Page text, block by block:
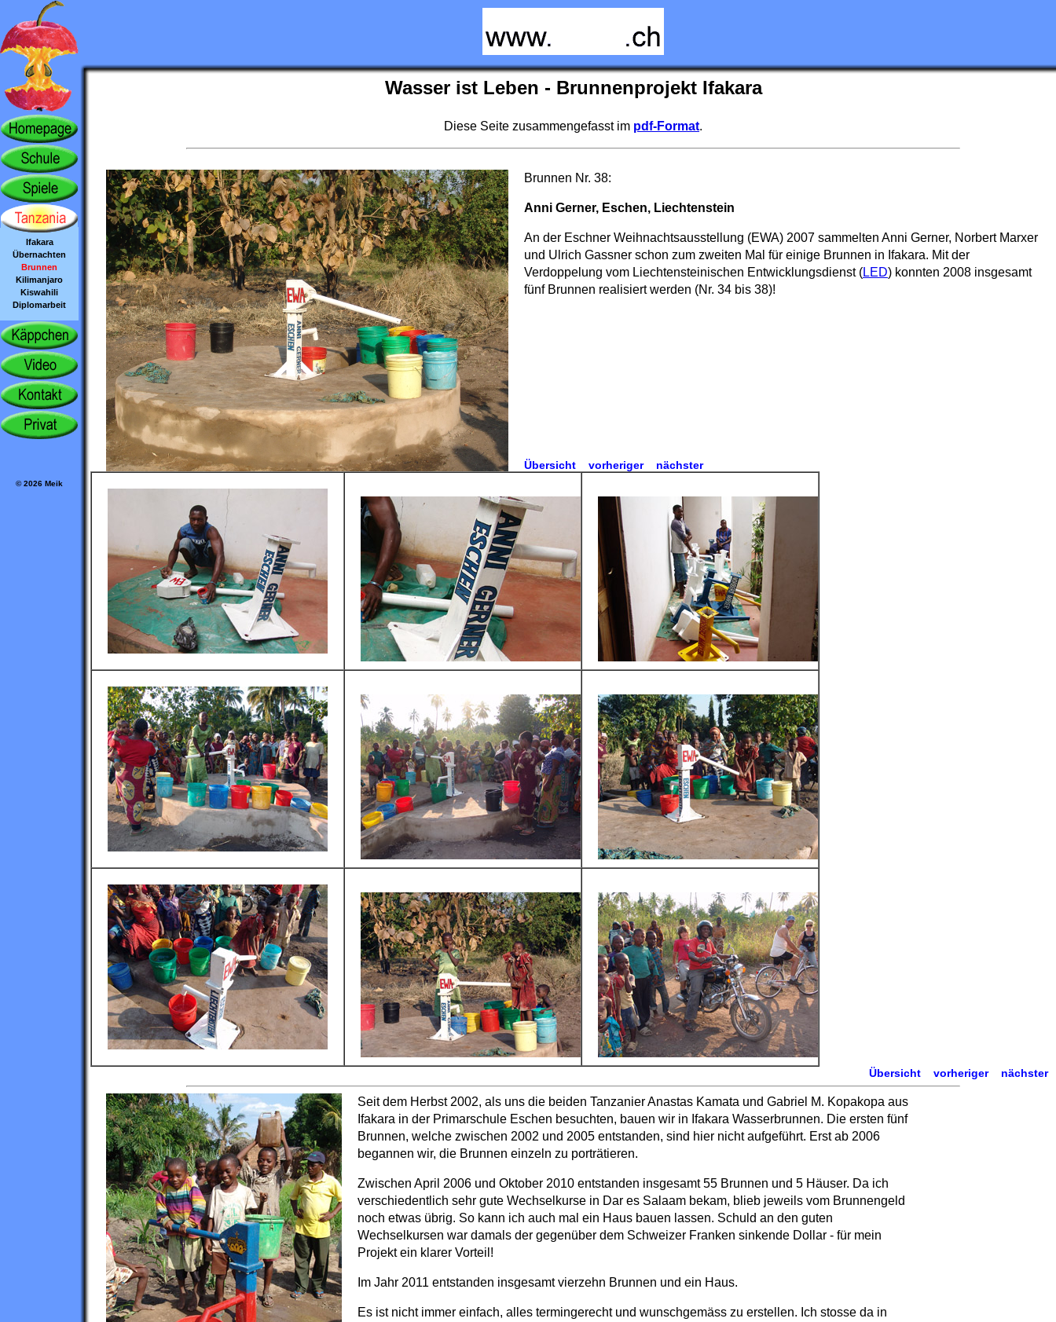
Ifakara
Übernachten
Brunnen
Kilimanjaro
Kiswahili
Diplomarbeit
© 2026 Meik
Wasser ist Leben - Brunnenprojekt Ifakara
Diese Seite zusammengefasst im pdf-Format.
Brunnen Nr. 38:
Anni Gerner, Eschen, Liechtenstein
An der Eschner Weihnachtsausstellung (EWA) 2007 sammelten Anni Gerner, Norbert Marxer
und Ulrich Gassner schon zum zweiten Mal für einige Brunnen in Ifakara. Mit der
Verdoppelung vom Liechtensteinischen Entwicklungsdienst (LED) konnten 2008 insgesamt
fünf Brunnen realisiert werden (Nr. 34 bis 38)!
Übersicht vorheriger nächster
Übersicht vorheriger nächster
Seit dem Herbst 2002, als uns die beiden Tanzanier Anastas Kamata und Gabriel M. Kopakopa aus
Ifakara in der Primarschule Eschen besuchten, bauen wir in Ifakara Wasserbrunnen. Die ersten fünf
Brunnen, welche zwischen 2002 und 2005 entstanden, sind hier nicht aufgeführt. Erst ab 2006
begannen wir, die Brunnen einzeln zu porträtieren.
Zwischen April 2006 und Oktober 2010 entstanden insgesamt 55 Brunnen und 5 Häuser. Da ich
verschiedentlich sehr gute Wechselkurse in Dar es Salaam bekam, blieb jeweils vom Brunnengeld
noch etwas übrig. So kann ich auch mal ein Haus bauen lassen. Schuld an den guten
Wechselkursen war damals der gegenüber dem Schweizer Franken sinkende Dollar - für mein
Projekt ein klarer Vorteil!
Im Jahr 2011 entstanden insgesamt vierzehn Brunnen und ein Haus.
Es ist nicht immer einfach, alles termingerecht und wunschgemäss zu erstellen. Ich stosse da in